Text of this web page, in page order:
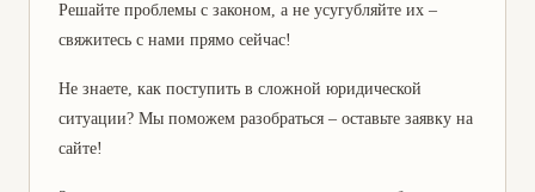
Решайте проблемы с законом, а не усугубляйте их –
свяжитесь с нами прямо сейчас!
Не знаете, как поступить в сложной юридической
ситуации? Мы поможем разобраться – оставьте заявку на
сайте!